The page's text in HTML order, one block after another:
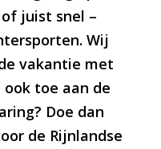
juist snel –
Wij
vakantie met
ook toe aan de
Doe dan
de Rijnlandse